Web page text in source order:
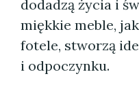
dodadzą życia i
miękkie meble,
fotele, stworzą
i odpoczynku.